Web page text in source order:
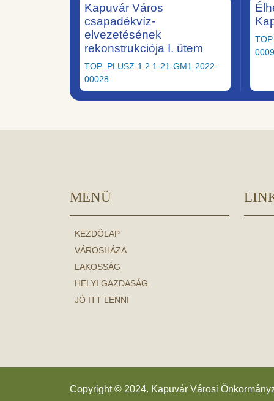
Kapuvár Város
csapadékvíz-
elvezetésének
rekonstrukciója I. ütem
TOP_PLUSZ-1.2.1-21-GM1-2022-
00028
MENÜ
KEZDŐLAP
VÁROSHÁZA
LAKOSSÁG
HELYI GAZDASÁG
JÓ ITT LENNI
Copyright © 2024. Kapuvár Városi